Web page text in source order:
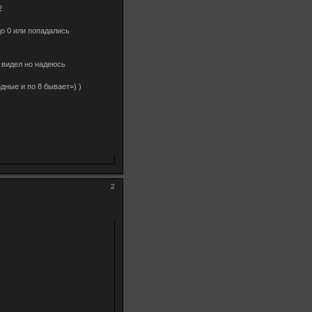
0 или попадались
но надеюсь
и по 8 бывает=) )
2